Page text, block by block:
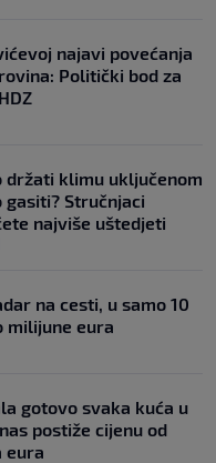
najavi povećanja
Politički bod za
držati klimu uključenom
Stručnjaci
najviše uštedjeti
na cesti, u samo 10
milijune eura
gotovo svaka kuća u
postiže cijenu od
eura